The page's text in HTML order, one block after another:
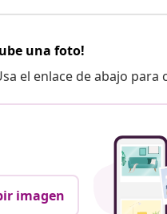
una foto!
el enlace de abajo para
imagen